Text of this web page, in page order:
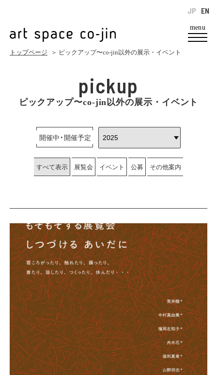
menu
EN
JP
トップページ ＞ ピックアップ〜co-jin以外の展示・イベント
pickup
ピックアップ〜co-jin以外の展示・イベント
開催中・開催予定
すべて表示 展覧会 イベント 公募 その他案内